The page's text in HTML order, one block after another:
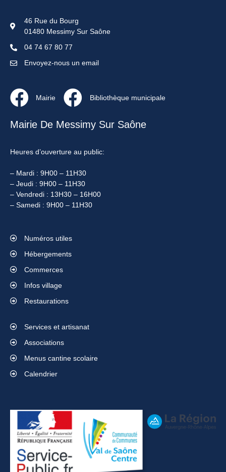
46 Rue du Bourg
01480 Messimy Sur Saône
04 74 67 80 77
Envoyez-nous un email
Mairie Bibliothèque municipale
Mairie De Messimy Sur Saône
Heures d’ouverture au public:
– Mardi : 9H00 – 11H30
– Jeudi : 9H00 – 11H30
– Vendredi : 13H30 – 16H00
– Samedi : 9H00 – 11H30
Numéros utiles
Hébergements
Commerces
Infos village
Restaurations
Services et artisanat
Associations
Menus cantine scolaire
Calendrier